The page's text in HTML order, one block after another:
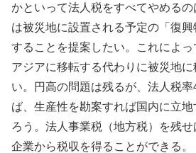
かといって法人税をすべてやめる
は被災地に設置される予定の「復
することを提案したい。これによっ
アジアに移転する代わりに被災地
い。円高の問題は残るが、法人税
ば、生産性を勘案すれば国内に立
ろう。法人事業税（地方税）を残
企業から税収を得ることができる。